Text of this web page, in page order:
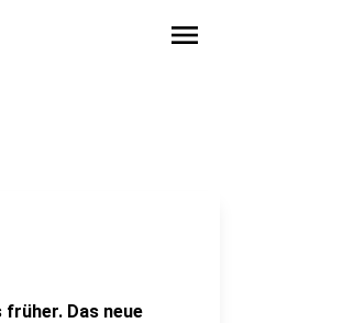
menu
Das neue